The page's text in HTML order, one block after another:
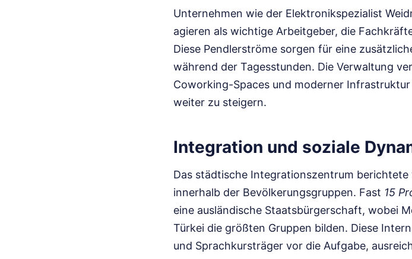
Unternehmen wie der Elektronikspezialist
agieren als wichtige Arbeitgeber, die
Diese Pendlerströme sorgen für eine
während der Tagesstunden. Die Verwaltung
Coworking-Spaces und moderner
weiter zu steigern.
Integration und soziale
Das städtische Integrationszentrum
innerhalb der Bevölkerungsgruppen. Fast 15
eine ausländische Staatsbürgerschaft, wobei
Türkei die größten Gruppen bilden. Diese
und Sprachkursträger vor die Aufgabe,